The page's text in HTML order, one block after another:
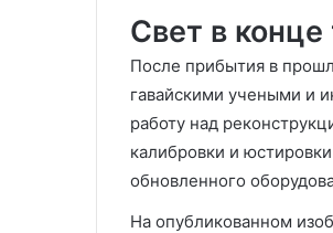
Свет в конце
После прибытия в
гавайскими учеными и
работу над
калибровки и
обновленного
На опубликованном